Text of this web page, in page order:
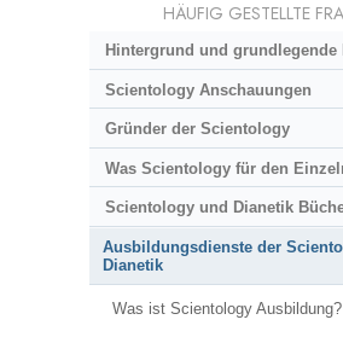
HÄUFIG GESTELLTE
Hintergrund und grundlegende
Scientology Anschauungen
Gründer der Scientology
Was Scientology für den
Scientology und Dianetik
Ausbildungsdienste der
Dianetik
Was ist Scientology Ausbildung?